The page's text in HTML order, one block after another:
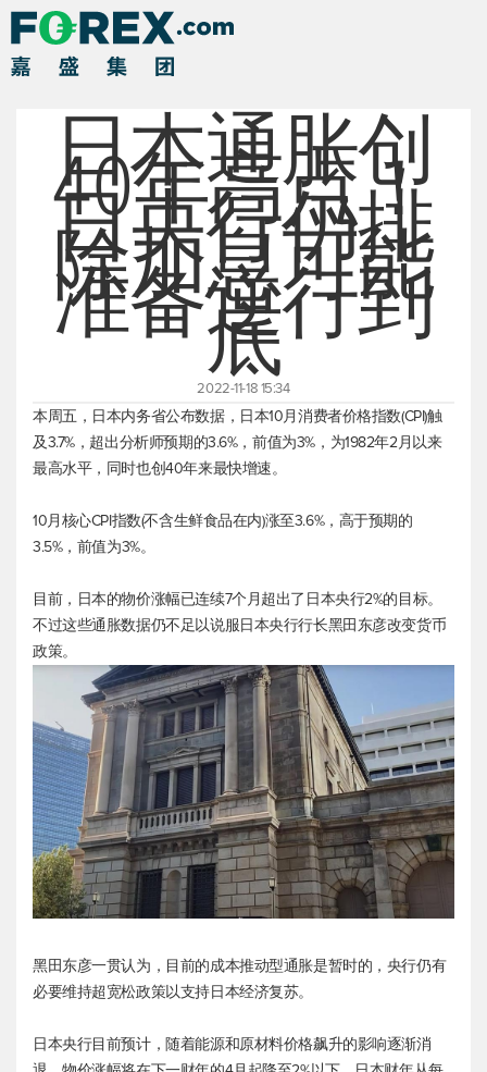
日本通胀创
40年高点！
日央行仍排
除加息可能
准备逆行到
底
2022-11-18 15:34
本周五，日本内务省公布数据，日本10月消费者价格指数(CPI)触
及3.7%，超出分析师预期的3.6%，前值为3%，为1982年2月以来
最高水平，同时也创40年来最快增速。
10月核心CPI指数(不含生鲜食品在内)涨至3.6%，高于预期的
3.5%，前值为3%。
目前，日本的物价涨幅已连续7个月超出了日本央行2%的目标。
不过这些通胀数据仍不足以说服日本央行行长黑田东彦改变货币
政策。
黑田东彦一贯认为，目前的成本推动型通胀是暂时的，央行仍有
必要维持超宽松政策以支持日本经济复苏。
日本央行目前预计，随着能源和原材料价格飙升的影响逐渐消